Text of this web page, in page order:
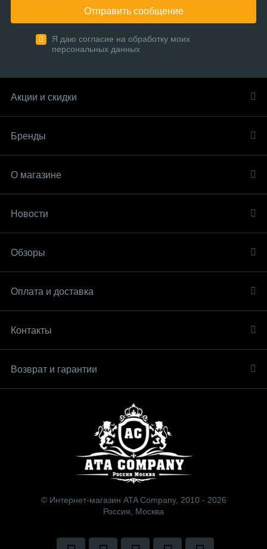
Отправить сообщение
Я даю согласие на обработку моих
персональных данных
Акции и скидки
Бренды
О магазине
Новости
Обзоры
Оплата и доставка
Контакты
Возврат и гарантии
© Интернет-магазин ATA Company, 2010 - 2026
Россия, Москва